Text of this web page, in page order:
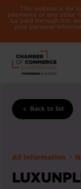
This website is for
payments or any other
be paid through this
your personal
Back to list
All information